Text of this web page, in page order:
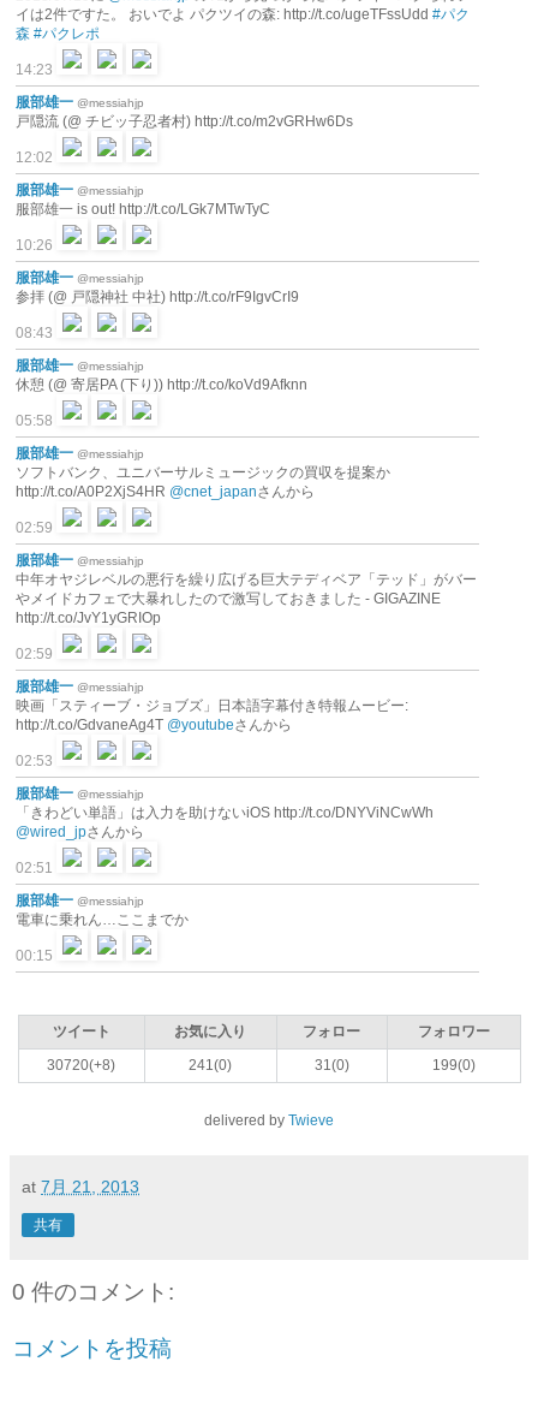
イは2件ですた。 おいでよ パクツイの森: http://t.co/ugeTFssUdd #パク
森 #パクレポ
14:23
服部雄一 @messiahjp
戸隠流 (@ チビッ子忍者村) http://t.co/m2vGRHw6Ds
12:02
服部雄一 @messiahjp
服部雄一 is out! http://t.co/LGk7MTwTyC
10:26
服部雄一 @messiahjp
参拝 (@ 戸隠神社 中社) http://t.co/rF9IgvCrI9
08:43
服部雄一 @messiahjp
休憩 (@ 寄居PA (下り)) http://t.co/koVd9Afknn
05:58
服部雄一 @messiahjp
ソフトバンク、ユニバーサルミュージックの買収を提案か
http://t.co/A0P2XjS4HR @cnet_japanさんから
02:59
服部雄一 @messiahjp
中年オヤジレベルの悪行を繰り広げる巨大テディベア「テッド」がバー
やメイドカフェで大暴れしたので激写しておきました - GIGAZINE
http://t.co/JvY1yGRIOp
02:59
服部雄一 @messiahjp
映画「スティーブ・ジョブズ」日本語字幕付き特報ムービー:
http://t.co/GdvaneAg4T @youtubeさんから
02:53
服部雄一 @messiahjp
「きわどい単語」は入力を助けないiOS http://t.co/DNYViNCwWh
@wired_jpさんから
02:51
服部雄一 @messiahjp
電車に乗れん…ここまでか
00:15
ツイート お気に入り フォロー
フォロワー
30720(+8)
241(0) 31(0) 199(0)
delivered by Twieve
at 7月 21, 2013
共有
0 件のコメント:
コメントを投稿